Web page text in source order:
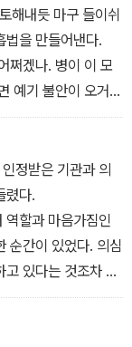
해내듯 마구 들이쉬
법을 만들어낸다.
쩌겠나. 병이 이 모
예기 불안이 오거나
돌아올지도 모른
치지 않는 과정, 호
정받은 기관과 의
렸다.
역할과 마음가짐인
순간이 있었다. 의심
있다는 것조차 꿰